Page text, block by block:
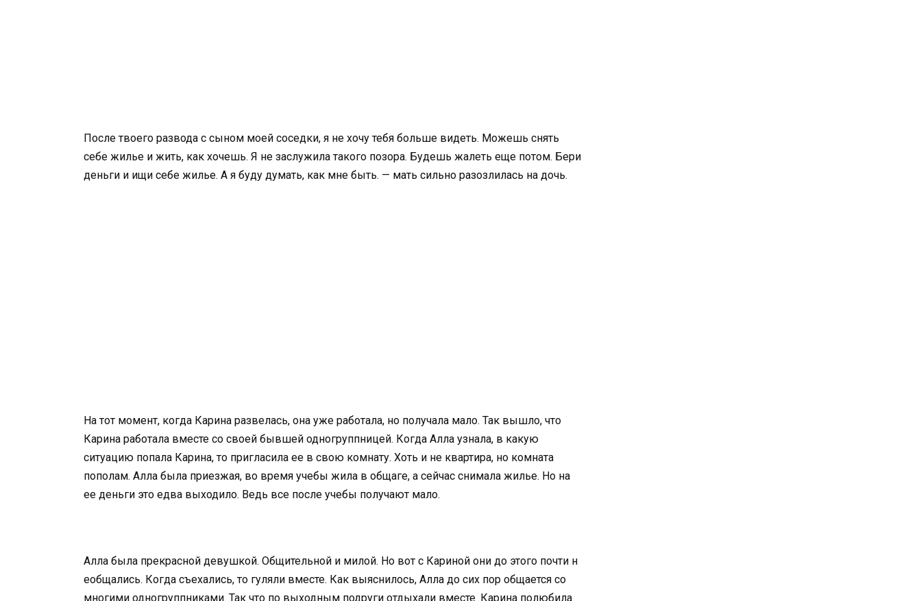
После твоего развода с сыном моей соседки, я не хочу тебя больше видеть. Можешь снять
себе жилье и жить, как хочешь. Я не заслужила такого позора. Будешь жалеть еще потом. Бери
деньги и ищи себе жилье. А я буду думать, как мне быть. — мать сильно разозлилась на дочь.
На тот момент, когда Карина развелась, она уже работала, но получала мало. Так вышло, что
Карина работала вместе со своей бывшей одногруппницей. Когда Алла узнала, в какую
ситуацию попала Карина, то пригласила ее в свою комнату. Хоть и не квартира, но комната
пополам. Алла была приезжая, во время учебы жила в общаге, а сейчас снимала жилье. Но на
ее деньги это едва выходило. Ведь все после учебы получают мало.
Алла была прекрасной девушкой. Общительной и милой. Но вот с Кариной они до этого почти н
еобщались. Когда съехались, то гуляли вместе. Как выяснилось, Алла до сих пор общается со
многими одногруппниками. Так что по выходным подруги отдыхали вместе. Карина полюбила